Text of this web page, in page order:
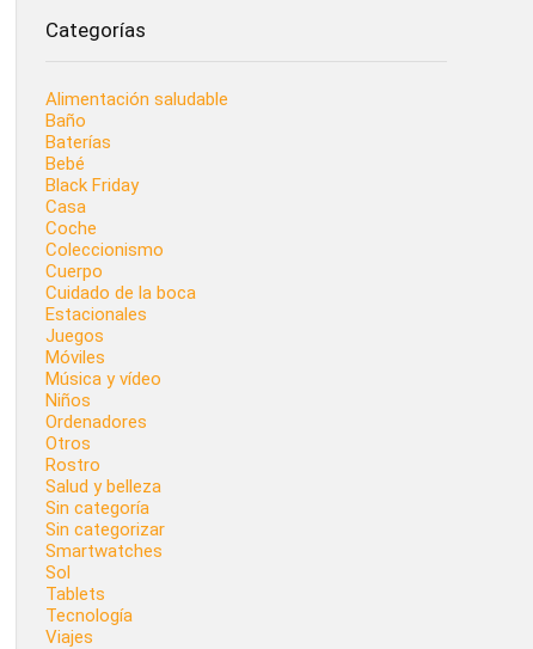
Categorías
Alimentación saludable
Baño
Baterías
Bebé
Black Friday
Casa
Coche
Coleccionismo
Cuerpo
Cuidado de la boca
Estacionales
Juegos
Móviles
Música y vídeo
Niños
Ordenadores
Otros
Rostro
Salud y belleza
Sin categoría
Sin categorizar
Smartwatches
Sol
Tablets
Tecnología
Viajes